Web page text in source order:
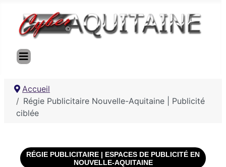
Accueil
Régie Publicitaire Nouvelle-Aquitaine | Publicité
ciblée
RÉGIE PUBLICITAIRE | ESPACES DE PUBLICITÉ EN
NOUVELLE-AQUITAINE